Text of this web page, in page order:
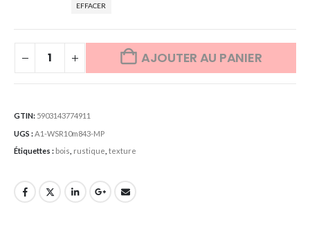
EFFACER
AJOUTER AU PANIER
GTIN: 5903143774911
UGS : A1-WSR10m843-MP
Étiquettes : bois rustique texture